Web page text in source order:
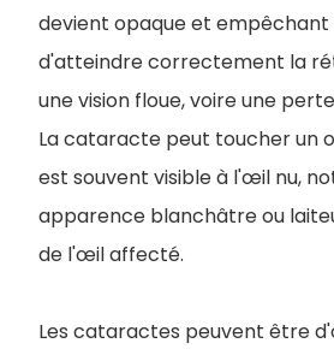
devient opaque et empêchant
d'atteindre correctement la
une vision floue, voire une
La cataracte peut toucher un
est souvent visible à l'œil nu,
apparence blanchâtre ou
de l'œil affecté.
Les cataractes peuvent être